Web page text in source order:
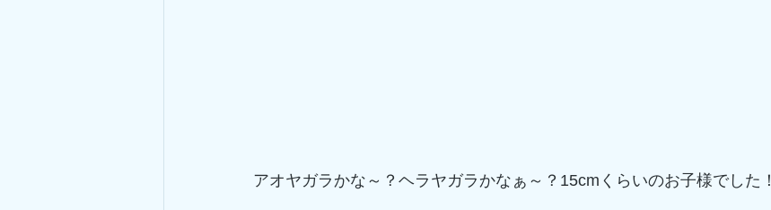
アオヤガラかな～？ヘラヤガラかなぁ～？15cmくらいのお子様でした！